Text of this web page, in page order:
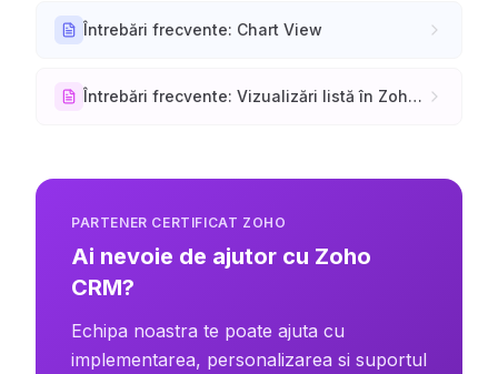
Întrebări frecvente: Chart View
Întrebări frecvente: Vizualizări listă în Zoho CRM
PARTENER CERTIFICAT ZOHO
Ai nevoie de ajutor cu Zoho
CRM?
Echipa noastra te poate ajuta cu
implementarea, personalizarea si suportul